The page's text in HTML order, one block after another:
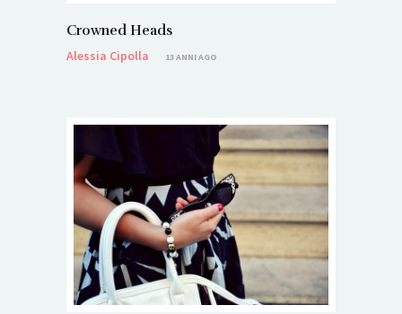
Crowned Heads
Alessia Cipolla
13 ANNI AGO